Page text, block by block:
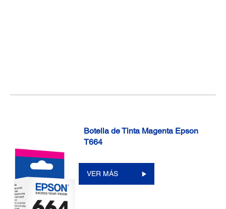
Botella de Tinta Magenta Epson
T664
VER MÁS